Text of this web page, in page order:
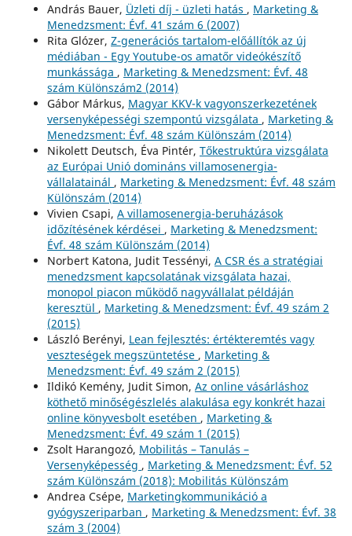
András Bauer, Üzleti díj - üzleti hatás , Marketing &
Menedzsment: Évf. 41 szám 6 (2007)
Rita Glózer, Z-generációs tartalom-előállítók az új
médiában - Egy Youtube-os amatőr videókészítő
munkássága , Marketing & Menedzsment: Évf. 48
szám Különszám2 (2014)
Gábor Márkus, Magyar KKV-k vagyonszerkezetének
versenyképességi szempontú vizsgálata , Marketing &
Menedzsment: Évf. 48 szám Különszám (2014)
Nikolett Deutsch, Éva Pintér, Tőkestruktúra vizsgálata
az Európai Unió domináns villamosenergia-
vállalatainál , Marketing & Menedzsment: Évf. 48 szám
Különszám (2014)
Vivien Csapi, A villamosenergia-beruházások
időzítésének kérdései , Marketing & Menedzsment:
Évf. 48 szám Különszám (2014)
Norbert Katona, Judit Tessényi, A CSR és a stratégiai
menedzsment kapcsolatának vizsgálata hazai,
monopol piacon működő nagyvállalat példáján
keresztül , Marketing & Menedzsment: Évf. 49 szám 2
(2015)
László Berényi, Lean fejlesztés: értékteremtés vagy
veszteségek megszüntetése , Marketing &
Menedzsment: Évf. 49 szám 2 (2015)
Ildikó Kemény, Judit Simon, Az online vásárláshoz
köthető minőségészlelés alakulása egy konkrét hazai
online könyvesbolt esetében , Marketing &
Menedzsment: Évf. 49 szám 1 (2015)
Zsolt Harangozó, Mobilitás – Tanulás –
Versenyképesség , Marketing & Menedzsment: Évf. 52
szám Különszám (2018): Mobilitás Különszám
Andrea Csépe, Marketingkommunikáció a
gyógyszeriparban , Marketing & Menedzsment: Évf. 38
szám 3 (2004)